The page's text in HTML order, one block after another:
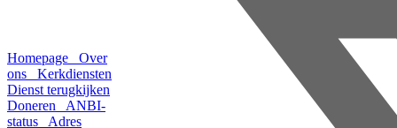
Homepage
Over
ons
Kerkdiensten
Dienst terugkijken
Doneren
ANBI-
status
Adres